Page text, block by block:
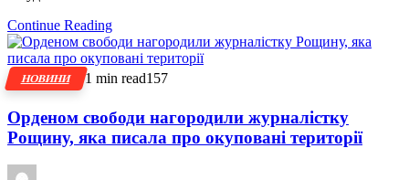
Continue Reading
НОВИНИ 1 min read157
Орденом свободи нагородили журналістку
Рощину, яка писала про окуповані території